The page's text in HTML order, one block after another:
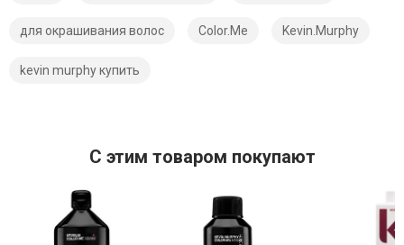
для окрашивания волос Color.Me Kevin.Murphy
kevin murphy купить
C этим товаром покупают